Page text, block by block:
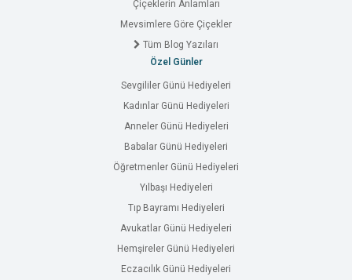
Çiçeklerin Anlamları
Mevsimlere Göre Çiçekler
Tüm Blog Yazıları
Özel Günler
Sevgililer Günü Hediyeleri
Kadınlar Günü Hediyeleri
Anneler Günü Hediyeleri
Babalar Günü Hediyeleri
Öğretmenler Günü Hediyeleri
Yılbaşı Hediyeleri
Tıp Bayramı Hediyeleri
Avukatlar Günü Hediyeleri
Hemşireler Günü Hediyeleri
Eczacılık Günü Hediyeleri